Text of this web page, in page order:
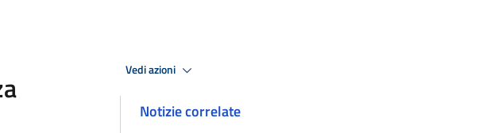
Vedi azioni
Notizie correlate